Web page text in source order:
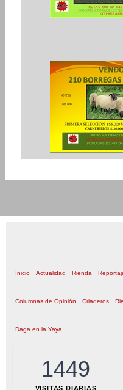
Inicio Actualidad Rienda
Columnas de Opinión Criaderos
Daga en la Yaya
1449
VISITAS DIARIAS